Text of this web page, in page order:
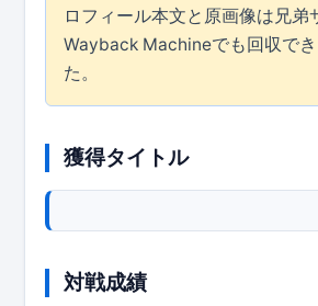
ロフィール本文と原画像は兄弟
Wayback Machineでも回収で
た。
獲得タイトル
対戦成績